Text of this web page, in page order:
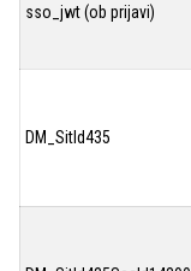
sso_jwt (ob prijavi)
DM_SitId435